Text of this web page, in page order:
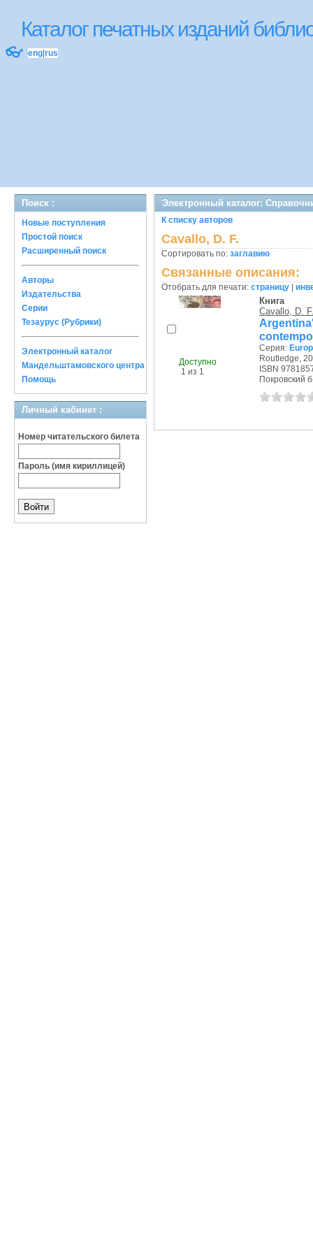
Каталог печатных изданий
👓 eng rus
Поиск :
Новые поступления
Простой поиск
Расширенный поиск
Авторы
Издательства
Серии
Тезаурус (Рубрики)
Электронный каталог
Мандельштамовского центра
Помощь
Личный кабинет :
Номер читательского билета
Пароль (имя кириллицей)
Электронный каталог:
К списку авторов
Cavallo, D. F.
Сортировать по: заглавию
Связанные описания:
Отобрать для печати: страницу
Доступно
1 из 1
Книга
Cavallo, D.
Серия:
Routledge,
ISBN
Покровский